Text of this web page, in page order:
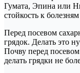
Гумата, Эпина или
стойкость к
Перед посевом
грядок. Делать это
Почву перед
делать грядки не